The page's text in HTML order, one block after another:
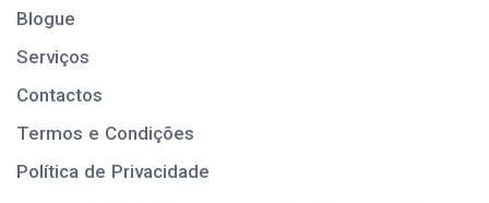
Blogue
Serviços
Contactos
Termos e Condições
Política de Privacidade